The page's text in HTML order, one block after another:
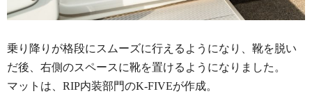
乗り降りが格段にスムーズに行えるようになり、靴を脱い
だ後、右側のスペースに靴を置けるようになりました。
マットは、RIP内装部門のK-FIVEが作成。